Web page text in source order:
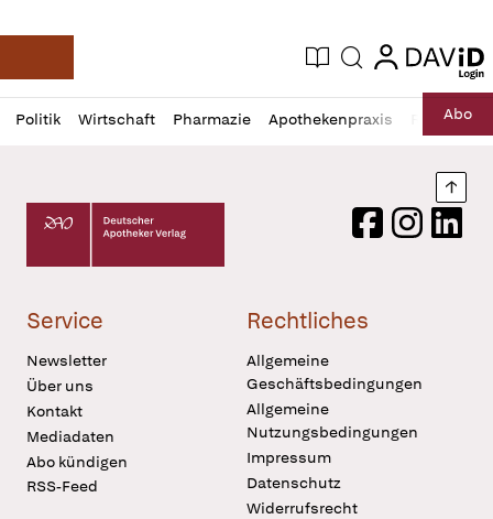
Deutsche Apotheker Zeitung
Aktuelle Ausgabe
Suche login
login
Politik Wirtschaft Pharmazie Apothekenpraxis RechtAbo
Profil
öffnen
Daz
Pur
Deutscher Apotheker Verlag Logo
FacebookInstagram
Service
Newsletter
Über uns
Kontakt
Mediadaten
Abo kündigen
RSS-Feed
Rechtliches
Allgemeine
Geschäftsbedingungen
Allgemeine
Nutzungsbedingungen
Impressum
Datenschutz
Widerrufsrecht